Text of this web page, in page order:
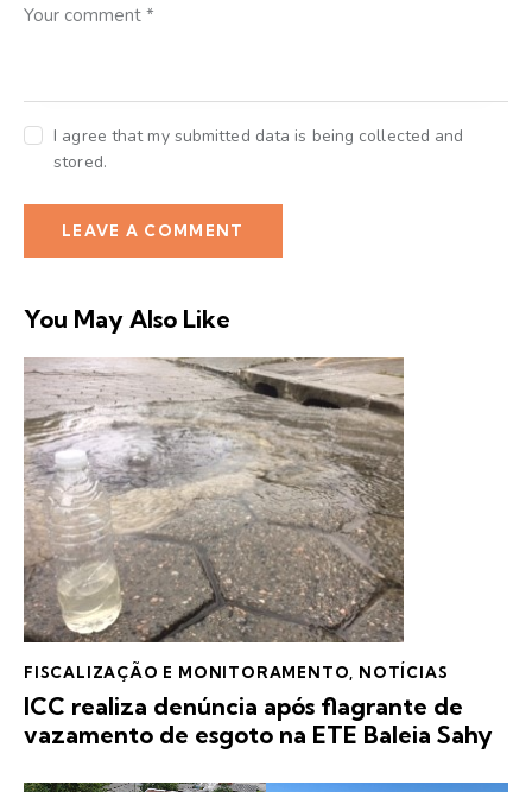
I agree that my submitted data is being collected and
stored.
You May Also Like
FISCALIZAÇÃO E MONITORAMENTO NOTÍCIAS
ICC realiza denúncia após flagrante de
vazamento de esgoto na ETE Baleia Sahy